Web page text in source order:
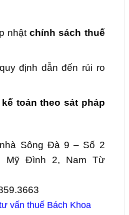
nhậtchính sách thuế
định dẫn đến rủi ro
toán theo sát pháp
Sông Đà 9 – Số 2
Mỹ Đình 2, Nam Từ
vấn thuế Bách Khoa